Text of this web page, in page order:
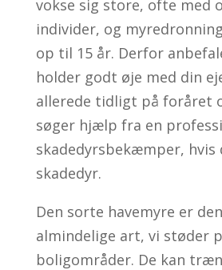
vokse sig store, ofte med
individer, og
op til 15 år. Derfor
holder godt øje med din
allerede tidligt på foråret
søger hjælp fra en
skadedyrsbekæmper, hvis
skadedyr.
Den sorte havemyre er
almindelige art, vi støder
boligområder. De kan